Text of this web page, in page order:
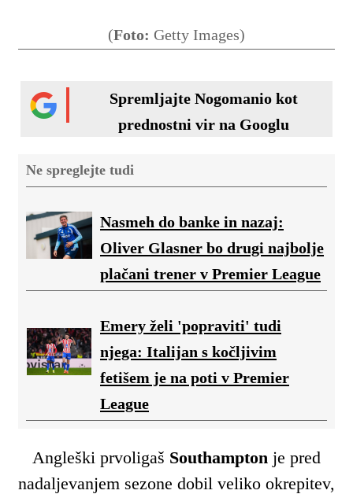
(Foto: Getty Images)
Spremljajte Nogomanio kot
prednostni vir na Googlu
Ne spreglejte tudi
Nasmeh do banke in nazaj:
Oliver Glasner bo drugi najbolje
plačani trener v Premier League
Emery želi 'popraviti' tudi
njega: Italijan s kočljivim
fetišem je na poti v Premier
League
Angleški prvoligaš Southampton je pred
nadaljevanjem sezone dobil veliko okrepitev,